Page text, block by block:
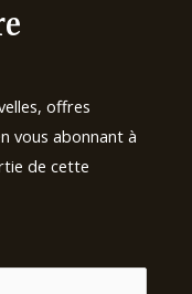
offres
vous abonnant à
de cette